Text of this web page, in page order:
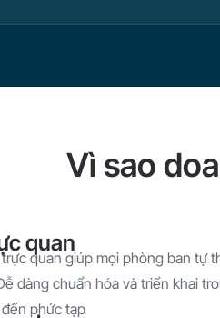
Vì sao
quan
quan giúp mọi phòng ban tự
dàng chuẩn hóa và triển khai
phức tạp